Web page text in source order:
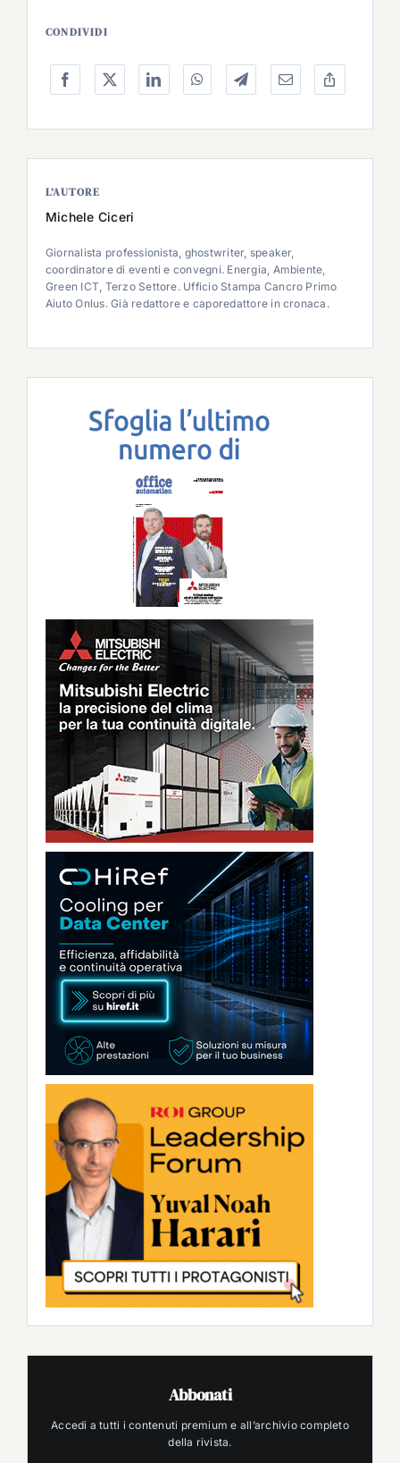
CONDIVIDI
L’AUTORE
Michele Ciceri
Giornalista professionista, ghostwriter, speaker,
coordinatore di eventi e convegni. Energia, Ambiente,
Green ICT, Terzo Settore. Ufficio Stampa Cancro Primo
Aiuto Onlus. Già redattore e caporedattore in cronaca.
Abbonati
Accedi a tutti i contenuti premium e all’archivio completo
della rivista.